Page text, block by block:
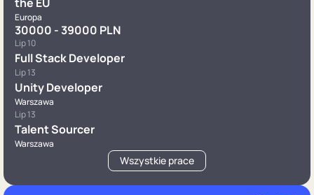
Europa
30000 - 39000 PLN
Lip 10
Full Stack Developer
Lip 13
Unity Developer
Warszawa
Lip 13
Talent Sourcer
Warszawa
Wszystkie prace